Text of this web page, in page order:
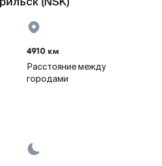
4910 км
Расстояние между
городами